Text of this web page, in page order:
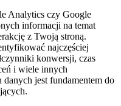
Analytics czy Google
informacji na temat
z Twoją stroną.
najczęściej
konwersji, czas
i wiele innych
jest fundamentem do